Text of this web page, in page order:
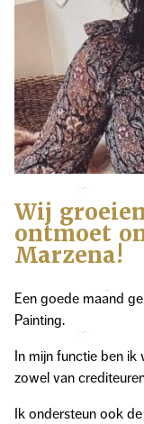
Wij
ontmoet
Marzena!
Een goede maand
Painting.
In mijn functie ben
zowel van
Ik ondersteun ook